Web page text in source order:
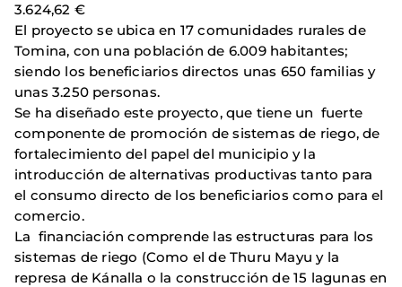
3.624,62 €
El proyecto se ubica en 17 comunidades rurales de
Tomina, con una población de 6.009 habitantes;
siendo los beneficiarios directos unas 650 familias y
unas 3.250 personas.
Se ha diseñado este proyecto, que tiene un fuerte
componente de promoción de sistemas de riego, de
fortalecimiento del papel del municipio y la
introducción de alternativas productivas tanto para
el consumo directo de los beneficiarios como para el
comercio.
La financiación comprende las estructuras para los
sistemas de riego (Como el de Thuru Mayu y la
represa de Kánalla o la construcción de 15 lagunas en